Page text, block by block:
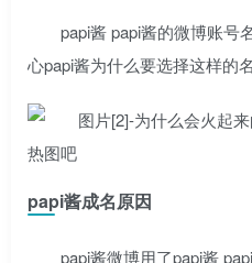
papi酱 papi酱的微博账号
心papi酱为什么要选择这样的
papi酱成名原因
papi酱微博用了papi酱